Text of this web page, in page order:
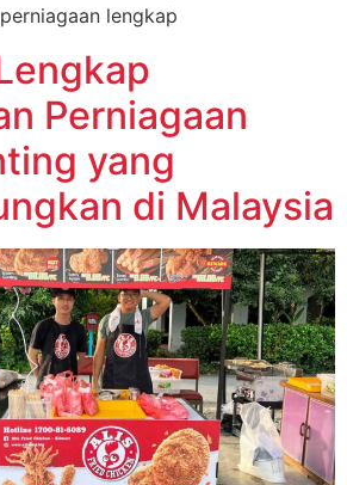
lengkap
Perniagaan
yang
di Malaysia